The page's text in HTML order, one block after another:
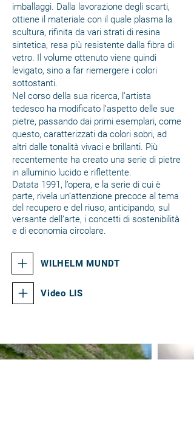
imballaggi. Dalla lavorazione degli scarti,
ottiene il materiale con il quale plasma la
scultura, rifinita da vari strati di resina
sintetica, resa più resistente dalla fibra di
vetro. Il volume ottenuto viene quindi
levigato, sino a far riemergere i colori
sottostanti.
Nel corso della sua ricerca, l’artista
tedesco ha modificato l’aspetto delle sue
pietre, passando dai primi esemplari, come
questo, caratterizzati da colori sobri, ad
altri dalle tonalità vivaci e brillanti. Più
recentemente ha creato una serie di pietre
in alluminio lucido e riflettente.
Datata 1991, l’opera, e la serie di cui è
parte, rivela un’attenzione precoce al tema
del recupero e del riuso, anticipando, sul
versante dell’arte, i concetti di sostenibilità
e di economia circolare.
WILHELM MUNDT
Video LIS